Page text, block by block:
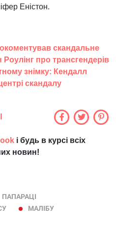
Еністон.
скандальне
про трансгендерів
знімку: Кендалл
скандалу
і будь в курсі всіх
новин!
ПАПАРАЦІ
МАЛІБУ